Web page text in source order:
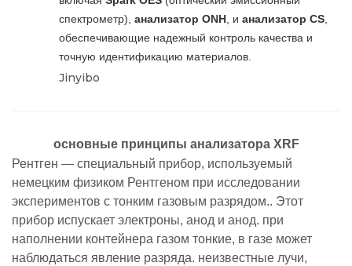
спектрометр), анализатор ONH, и анализатор CS,
обеспечивающие надежный контроль качества и
точную идентификацию материалов.
Jinyibo
основные принципы анализатора XRF
Рентген — специальный прибор, используемый
немецким физиком Рентгеном при исследовании
экспериментов с тонким газовым разрядом.. Этот
прибор испускает электроны, анод и анод. при
наполнении контейнера газом тонкие, в газе может
наблюдаться явление разряда. неизвестные лучи,